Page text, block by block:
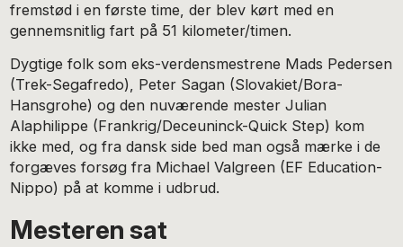
fremstød i en første time, der blev kørt med en
gennemsnitlig fart på 51 kilometer/timen.
Dygtige folk som eks-verdensmestrene Mads Pedersen
(Trek-Segafredo), Peter Sagan (Slovakiet/Bora-
Hansgrohe) og den nuværende mester Julian
Alaphilippe (Frankrig/Deceuninck-Quick Step) kom
ikke med, og fra dansk side bed man også mærke i de
forgæves forsøg fra Michael Valgreen (EF Education-
Nippo) på at komme i udbrud.
Mesteren sat